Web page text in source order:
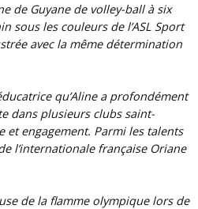
de Guyane de volley-ball à six
sous les couleurs de l’ASL Sport
avec la même détermination
qu’Aline a profondément
dans plusieurs clubs saint-
et engagement. Parmi les talents
l’internationale française Oriane
de la flamme olympique lors de